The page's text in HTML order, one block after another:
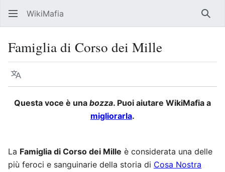
WikiMafia
Famiglia di Corso dei Mille
Lingua
Questa voce è una bozza. Puoi aiutare WikiMafia a
migliorarla.
La Famiglia di Corso dei Mille è considerata una delle
più feroci e sanguinarie della storia di Cosa Nostra